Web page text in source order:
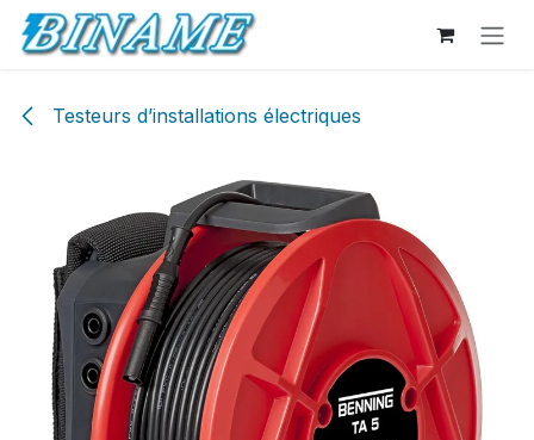
Se rendre au contenu
Testeurs d’installations électriques